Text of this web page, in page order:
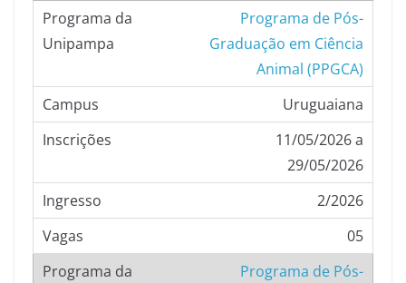
Programa de Pós-
Graduação em Ciência
Animal (PPGCA)
Uruguaiana
11/05/2026 a
29/05/2026
2/2026
05
Programa de Pós-